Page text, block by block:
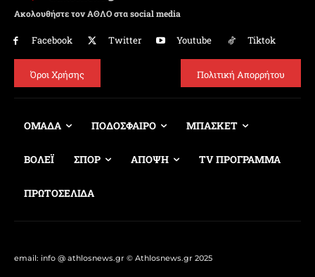
Ακολουθήστε τον ΑΘΛΟ στα social media
Facebook Twitter Youtube Tiktok
Όροι Χρήσης Πολιτική Απορρήτου
ΟΜΑΔΑ ΠΟΔΟΣΦΑΙΡΟ ΜΠΑΣΚΕΤ
ΒΟΛΕΪ ΣΠΟΡ ΑΠΟΨΗ TV ΠΡΟΓΡΑΜΜΑ
ΠΡΩΤΟΣΕΛΙΔΑ
email: info @ athlosnews.gr © Athlosnews.gr 2025